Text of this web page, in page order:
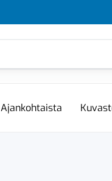
Ajankohtaista